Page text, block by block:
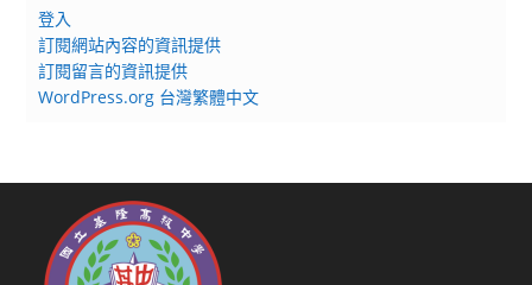
登入
訂閱網站內容的資訊提供
訂閱留言的資訊提供
WordPress.org 台灣繁體中文